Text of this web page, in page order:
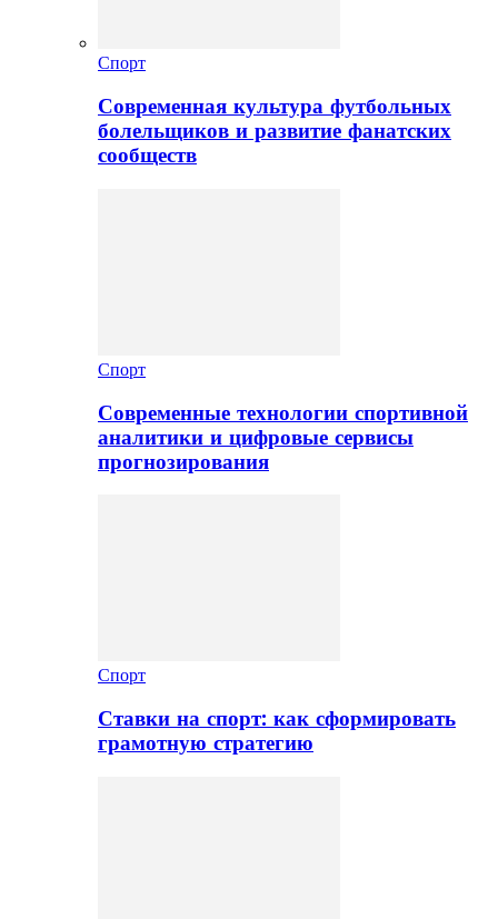
Спорт
Современная культура футбольных
болельщиков и развитие фанатских
сообществ
Спорт
Современные технологии спортивной
аналитики и цифровые сервисы
прогнозирования
Спорт
Ставки на спорт: как сформировать
грамотную стратегию